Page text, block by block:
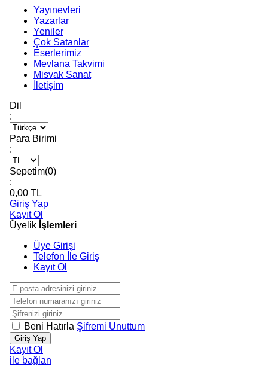
Yayınevleri
Yazarlar
Yeniler
Çok Satanlar
Eserlerimiz
Mevlana Takvimi
Misvak Sanat
İletişim
Dil
:
Para Birimi
:
Sepetim(0)
:
0,00 TL
Giriş Yap
Kayıt Ol
Üyelik İşlemleri
Üye Girişi
Telefon İle Giriş
Kayıt Ol
Beni Hatırla Şifremi Unuttum
Giriş Yap
Kayıt Ol
ile bağlan